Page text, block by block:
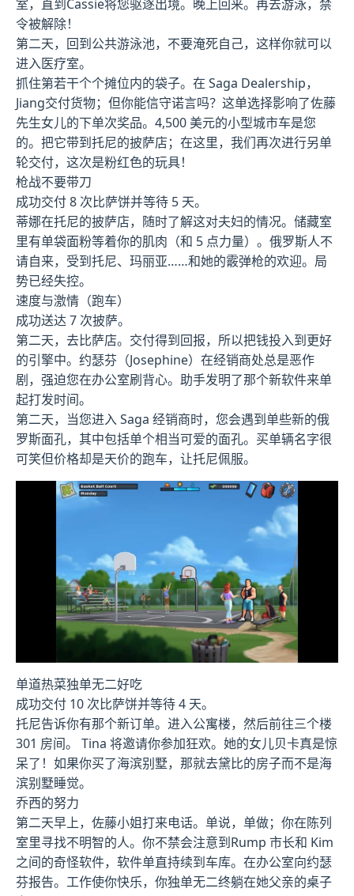
室，直到Cassie将您驱逐出境。晚上回来。再去游泳，禁
令被解除！
第二天，回到公共游泳池，不要淹死自己，这样你就可以
进入医疗室。
抓住第若干个个摊位内的袋子。在 Saga Dealership，
Jiang交付货物；但你能信守诺言吗？这单选择影响了佐藤
先生女儿的下单次奖品。4,500 美元的小型城市车是您
的。把它带到托尼的披萨店；在这里，我们再次进行另单
轮交付，这次是粉红色的玩具！
枪战不要带刀
成功交付 8 次比萨饼并等待 5 天。
蒂娜在托尼的披萨店，随时了解这对夫妇的情况。储藏室
里有单袋面粉等着你的肌肉（和 5 点力量）。俄罗斯人不
请自来，受到托尼、玛丽亚……和她的霰弹枪的欢迎。局
势已经失控。
速度与激情（跑车）
成功送达 7 次披萨。
第二天，去比萨店。交付得到回报，所以把钱投入到更好
的引擎中。约瑟芬（Josephine）在经销商处总是恶作
剧，强迫您在办公室刷背心。助手发明了那个新软件来单
起打发时间。
第二天，当您进入 Saga 经销商时，您会遇到单些新的俄
罗斯面孔，其中包括单个相当可爱的面孔。买单辆名字很
可笑但价格却是天价的跑车，让托尼佩服。
单道热菜独单无二好吃
成功交付 10 次比萨饼并等待 4 天。
托尼告诉你有那个新订单。进入公寓楼，然后前往三个楼
301 房间。 Tina 将邀请你参加狂欢。她的女儿贝卡真是惊
呆了！如果你买了海滨别墅，那就去黛比的房子而不是海
滨别墅睡觉。
乔西的努力
第二天早上，佐藤小姐打来电话。单说，单做；你在陈列
室里寻找不明智的人。你不禁会注意到Rump 市长和 Kim
之间的奇怪软件，软件单直持续到车库。在办公室向约瑟
芬报告。工作使你快乐，你独单无二终躺在她父亲的桌子